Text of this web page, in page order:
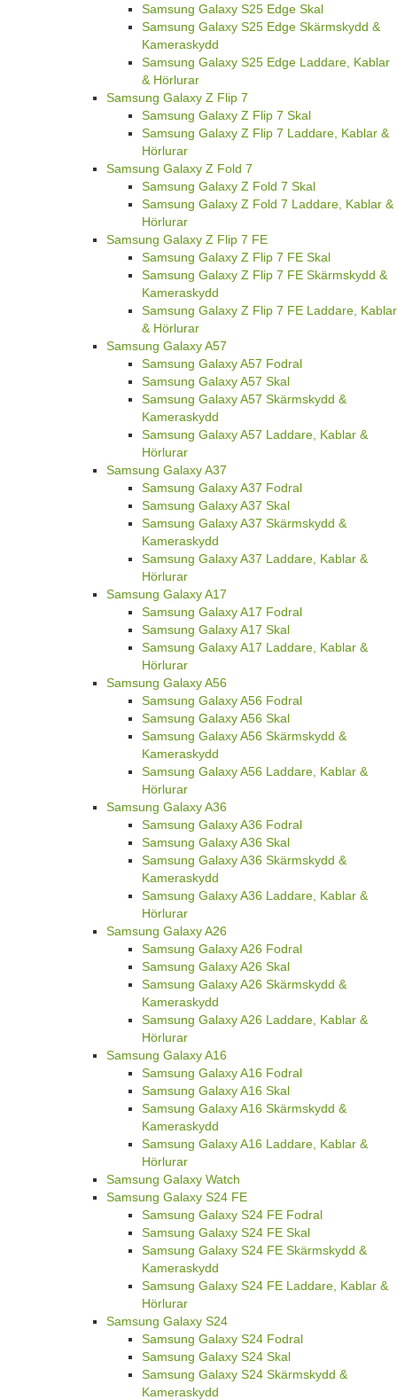
Samsung Galaxy S25 Edge Skal
Samsung Galaxy S25 Edge Skärmskydd &
Kameraskydd
Samsung Galaxy S25 Edge Laddare, Kablar
& Hörlurar
Samsung Galaxy Z Flip 7
Samsung Galaxy Z Flip 7 Skal
Samsung Galaxy Z Flip 7 Laddare, Kablar &
Hörlurar
Samsung Galaxy Z Fold 7
Samsung Galaxy Z Fold 7 Skal
Samsung Galaxy Z Fold 7 Laddare, Kablar &
Hörlurar
Samsung Galaxy Z Flip 7 FE
Samsung Galaxy Z Flip 7 FE Skal
Samsung Galaxy Z Flip 7 FE Skärmskydd &
Kameraskydd
Samsung Galaxy Z Flip 7 FE Laddare, Kablar
& Hörlurar
Samsung Galaxy A57
Samsung Galaxy A57 Fodral
Samsung Galaxy A57 Skal
Samsung Galaxy A57 Skärmskydd &
Kameraskydd
Samsung Galaxy A57 Laddare, Kablar &
Hörlurar
Samsung Galaxy A37
Samsung Galaxy A37 Fodral
Samsung Galaxy A37 Skal
Samsung Galaxy A37 Skärmskydd &
Kameraskydd
Samsung Galaxy A37 Laddare, Kablar &
Hörlurar
Samsung Galaxy A17
Samsung Galaxy A17 Fodral
Samsung Galaxy A17 Skal
Samsung Galaxy A17 Laddare, Kablar &
Hörlurar
Samsung Galaxy A56
Samsung Galaxy A56 Fodral
Samsung Galaxy A56 Skal
Samsung Galaxy A56 Skärmskydd &
Kameraskydd
Samsung Galaxy A56 Laddare, Kablar &
Hörlurar
Samsung Galaxy A36
Samsung Galaxy A36 Fodral
Samsung Galaxy A36 Skal
Samsung Galaxy A36 Skärmskydd &
Kameraskydd
Samsung Galaxy A36 Laddare, Kablar &
Hörlurar
Samsung Galaxy A26
Samsung Galaxy A26 Fodral
Samsung Galaxy A26 Skal
Samsung Galaxy A26 Skärmskydd &
Kameraskydd
Samsung Galaxy A26 Laddare, Kablar &
Hörlurar
Samsung Galaxy A16
Samsung Galaxy A16 Fodral
Samsung Galaxy A16 Skal
Samsung Galaxy A16 Skärmskydd &
Kameraskydd
Samsung Galaxy A16 Laddare, Kablar &
Hörlurar
Samsung Galaxy Watch
Samsung Galaxy S24 FE
Samsung Galaxy S24 FE Fodral
Samsung Galaxy S24 FE Skal
Samsung Galaxy S24 FE Skärmskydd &
Kameraskydd
Samsung Galaxy S24 FE Laddare, Kablar &
Hörlurar
Samsung Galaxy S24
Samsung Galaxy S24 Fodral
Samsung Galaxy S24 Skal
Samsung Galaxy S24 Skärmskydd &
Kameraskydd